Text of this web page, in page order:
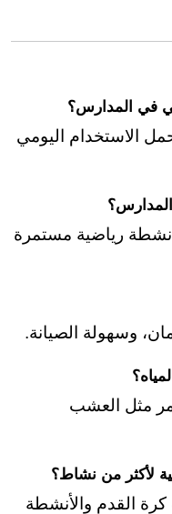
في المدارس؟
الاستخدام اليومي
رياضية مستمرة
وسهولة الصيانة.
مثل العشب
لأكثر من نشاط؟
كرة القدم والأنشطة